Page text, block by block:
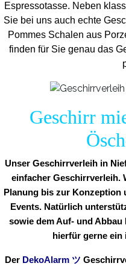
Espressotasse. Neben
Sie bei uns auch echte
Pommes Schalen aus
finden für Sie genau das
Geschirr
Unser Geschirrverleih in
einfacher Geschirrverleih.
Planung bis zur Konzeption
Events. Natürlich
sowie dem Auf- und
hierfür gerne
Der DekoAlarm ツ